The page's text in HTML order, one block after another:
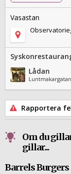
Vasastan
Lådan
Rapportera
Om du
gillar...
Barrels Burgers